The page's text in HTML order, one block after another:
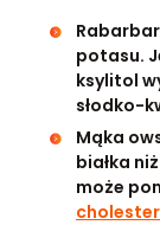
potasu.
ksylitol
słodko-
Mąka
białka
może